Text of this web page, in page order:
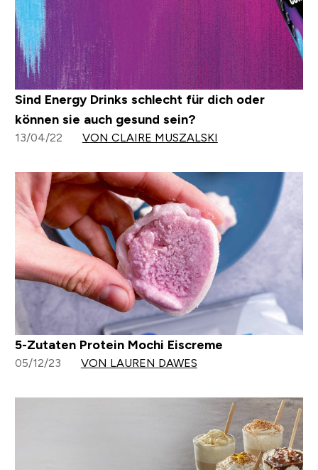
Sind Energy Drinks schlecht für dich oder
können sie auch gesund sein?
13/04/22 VON CLAIRE MUSZALSKI
5-Zutaten Protein Mochi Eiscreme
05/12/23 VON LAUREN DAWES